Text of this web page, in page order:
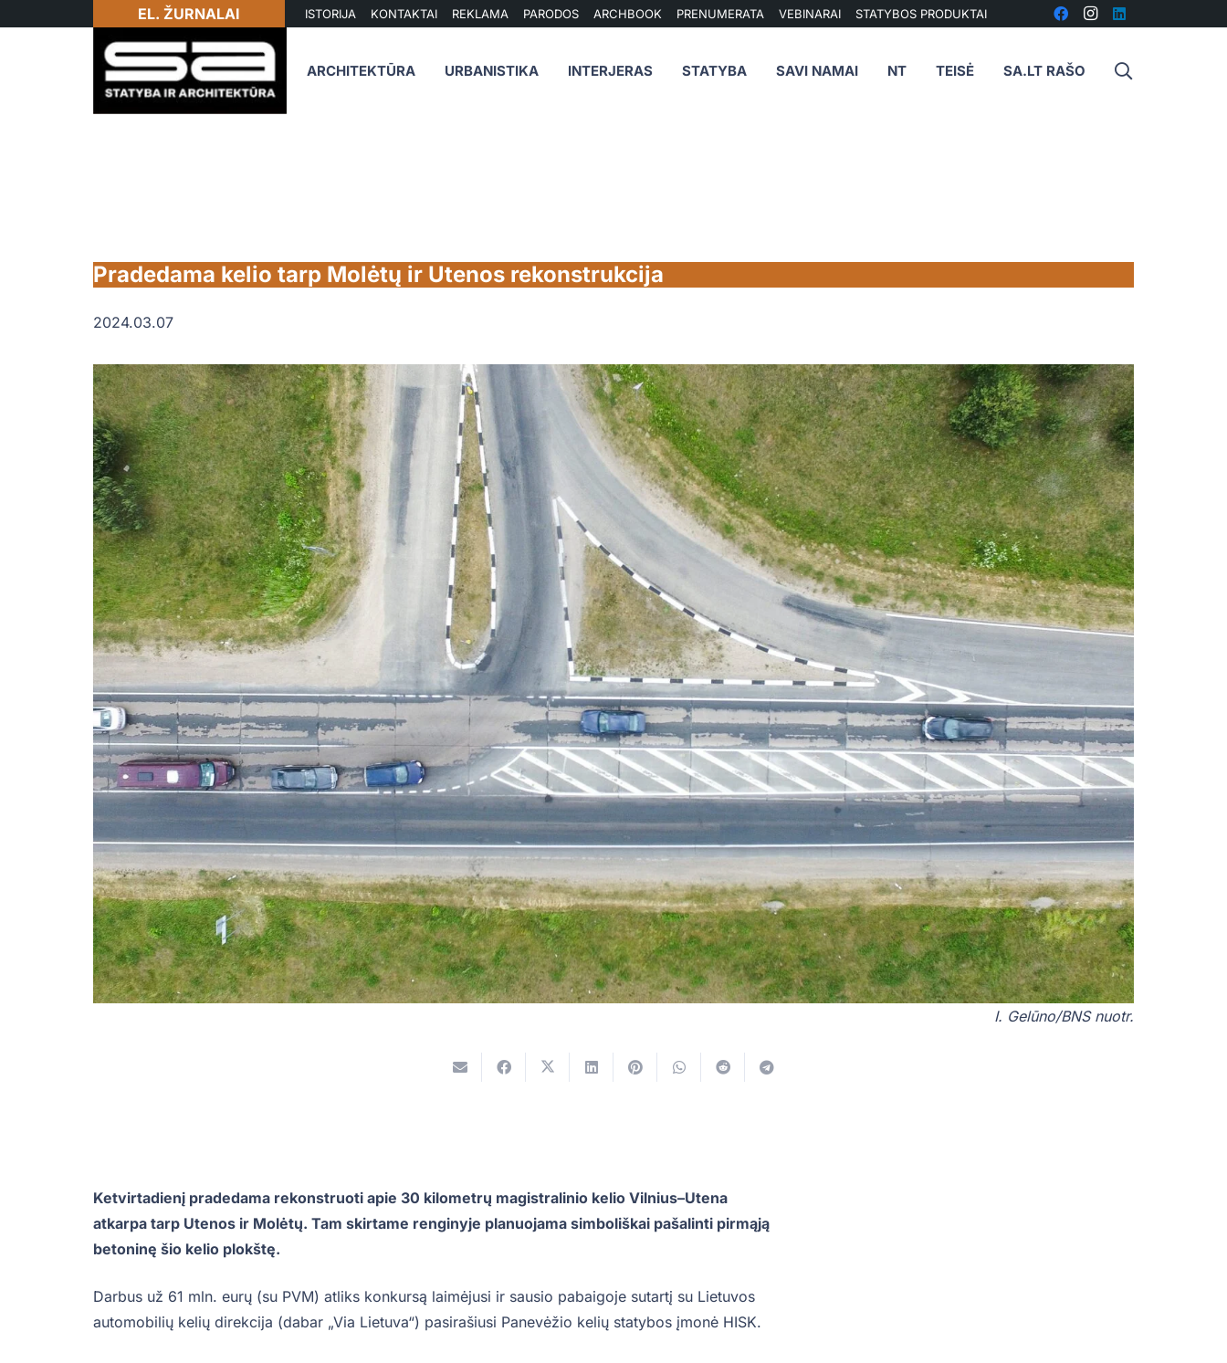
EL. ŽURNALAI ISTORIJA KONTAKTAI REKLAMA PARODOS ARCHBOOK PRENUMERATA VEBINARAI STATYBOS PRODUKTAI
ARCHITEKTŪRA URBANISTIKA INTERJERAS STATYBA SAVI NAMAI NT TEISĖ SA.LT RAŠO
Pradedama kelio tarp Molėtų ir Utenos rekonstrukcija
2024.03.07
I. Gelūno/BNS nuotr.
Ketvirtadienį pradedama rekonstruoti apie 30 kilometrų magistralinio kelio Vilnius–Utena
atkarpa tarp Utenos ir Molėtų. Tam skirtame renginyje planuojama simboliškai pašalinti pirmąją
betoninę šio kelio plokštę.
Darbus už 61 mln. eurų (su PVM) atliks konkursą laimėjusi ir sausio pabaigoje sutartį su Lietuvos
automobilių kelių direkcija (dabar „Via Lietuva“) pasirašiusi Panevėžio kelių statybos įmonė HISK.